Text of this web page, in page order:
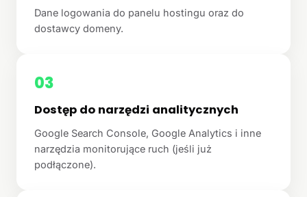
Dane logowania do panelu hostingu oraz do
dostawcy domeny.
03
Dostęp do narzędzi analitycznych
Google Search Console, Google Analytics i inne
narzędzia monitorujące ruch (jeśli już
podłączone).